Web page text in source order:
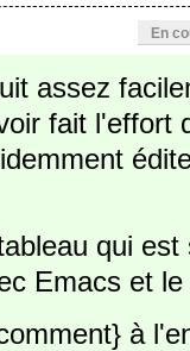
En
assez
fait l'effort
qui
Emacs et
à